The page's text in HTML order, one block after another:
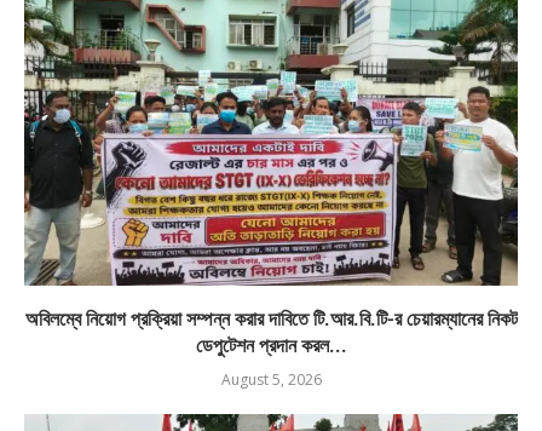
অবিলম্বে নিয়োগ প্রক্রিয়া সম্পন্ন করার দাবিতে টি.আর.বি.টি-র চেয়ারম্যানের নিকট
ডেপুটেশন প্রদান করল...
August 5, 2026